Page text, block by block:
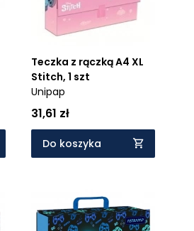
Teczka z rączką A4 XL
Stitch, 1 szt
Unipap
31,61 zł
Do koszyka